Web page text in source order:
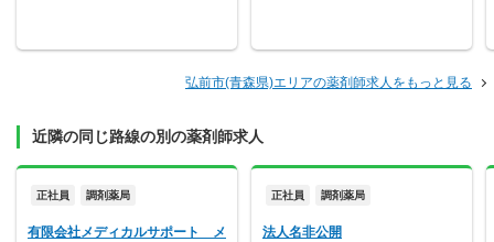
弘前市(青森県)エリアの薬剤師求人をもっと見る
近隣の同じ路線の別の薬剤師求人
正社員 調剤薬局
有限会社メディカルサポート メ
正社員 調剤薬局
法人名非公開